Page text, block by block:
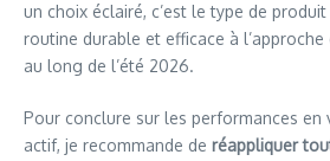
un choix éclairé, c’est le type de
routine durable et efficace à
au long de l’été 2026.
Pour conclure sur les performances en
actif, je recommande de réappliquer